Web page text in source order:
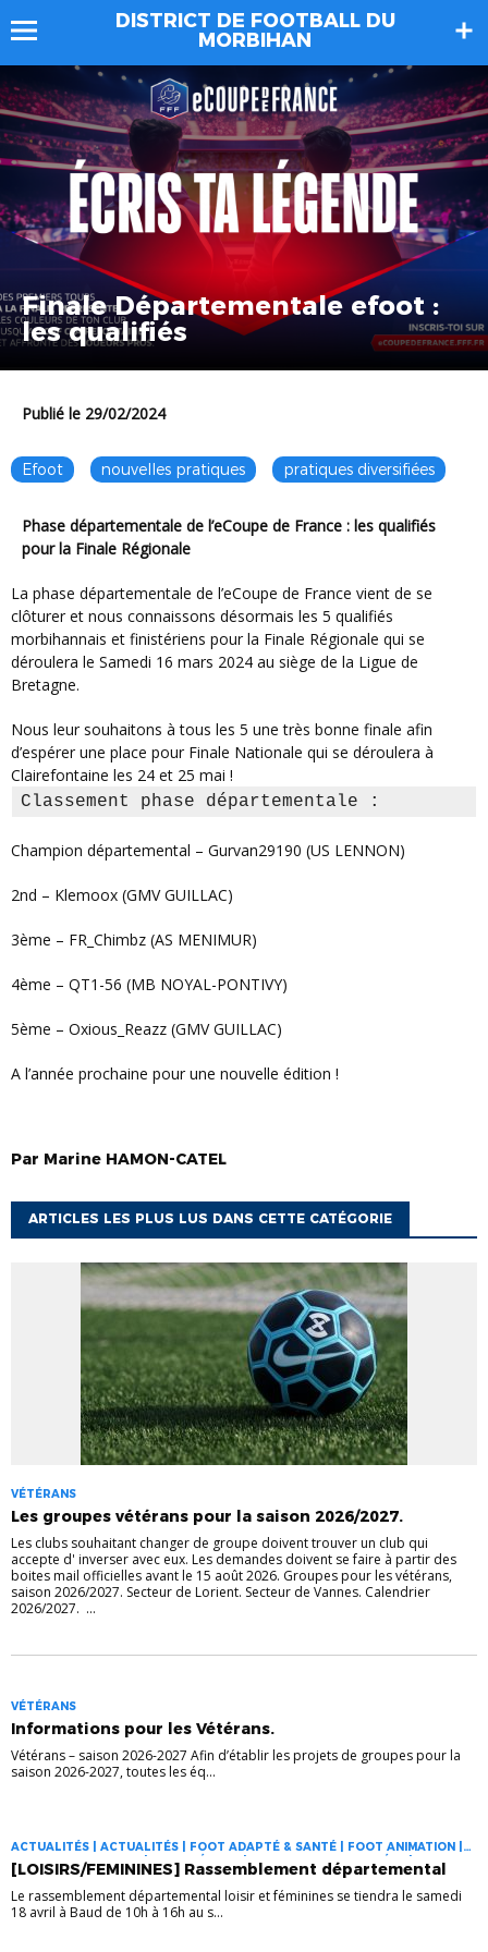
DISTRICT DE FOOTBALL DU
MORBIHAN
Finale Départementale efoot :
les qualifiés
Publié le 29/02/2024
Efoot nouvelles pratiques pratiques diversifiées
Phase départementale de l’eCoupe de France : les qualifiés
pour la Finale Régionale
La phase départementale de l’eCoupe de France vient de se
clôturer et nous connaissons désormais les 5 qualifiés
morbihannais et finistériens pour la Finale Régionale qui se
déroulera le Samedi 16 mars 2024 au siège de la Ligue de
Bretagne.
Nous leur souhaitons à tous les 5 une très bonne finale afin
d’espérer une place pour Finale Nationale qui se déroulera à
Clairefontaine les 24 et 25 mai !
Classement phase départementale :
Champion départemental – Gurvan29190 (US LENNON)
2nd – Klemoox (GMV GUILLAC)
3ème – FR_Chimbz (AS MENIMUR)
4ème – QT1-56 (MB NOYAL-PONTIVY)
5ème – Oxious_Reazz (GMV GUILLAC)
A l’année prochaine pour une nouvelle édition !
Par Marine HAMON-CATEL
ARTICLES LES PLUS LUS DANS CETTE CATÉGORIE
VÉTÉRANS
Les groupes vétérans pour la saison 2026/2027.
Les clubs souhaitant changer de groupe doivent trouver un club qui
accepte d' inverser avec eux. Les demandes doivent se faire à partir des
boites mail officielles avant le 15 août 2026. Groupes pour les vétérans,
saison 2026/2027. Secteur de Lorient. Secteur de Vannes. Calendrier
2026/2027. ...
VÉTÉRANS
Informations pour les Vétérans.
Vétérans – saison 2026-2027 Afin d’établir les projets de groupes pour la
saison 2026-2027, toutes les éq...
ACTUALITÉS | ACTUALITÉS | FOOT ADAPTÉ & SANTÉ | FOOT ANIMATION |
FOOT EN MARCHANT | FOOT FÉMININ | PRATIQUES DIVERSIFIÉES |
RASSEMBLEMENTS
[LOISIRS/FEMININES] Rassemblement départemental
Le rassemblement départemental loisir et féminines se tiendra le samedi
18 avril à Baud de 10h à 16h au s...